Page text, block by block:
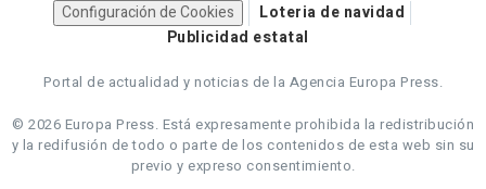
Configuración de Cookies
Loteria de navidad
Publicidad estatal
Portal de actualidad y noticias de la Agencia Europa Press.
© 2026 Europa Press. Está expresamente prohibida la redistribución
y la redifusión de todo o parte de los contenidos de esta web sin su
previo y expreso consentimiento.